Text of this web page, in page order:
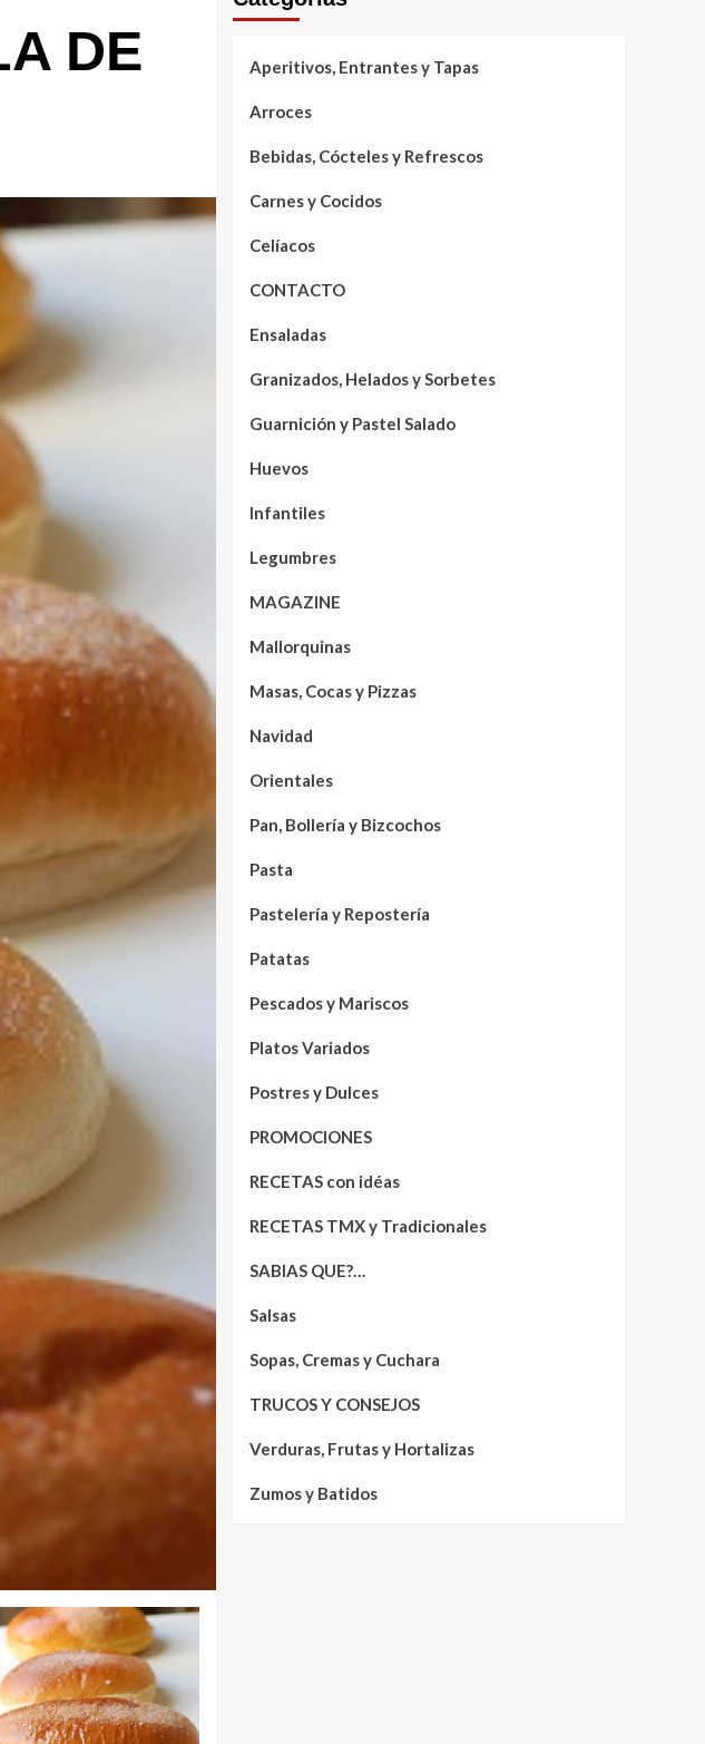
DE
Aperitivos, Entrantes y Tapas
Arroces
Bebidas, Cócteles y Refrescos
Carnes y Cocidos
Celíacos
CONTACTO
Ensaladas
Granizados, Helados y Sorbetes
Guarnición y Pastel Salado
Huevos
Infantiles
Legumbres
MAGAZINE
Mallorquinas
Masas, Cocas y Pizzas
Navidad
Orientales
Pan, Bollería y Bizcochos
Pasta
Pastelería y Repostería
Patatas
Pescados y Mariscos
Platos Variados
Postres y Dulces
PROMOCIONES
RECETAS con idéas
RECETAS TMX y Tradicionales
SABIAS QUE?…
Salsas
Sopas, Cremas y Cuchara
TRUCOS Y CONSEJOS
Verduras, Frutas y Hortalizas
Zumos y Batidos